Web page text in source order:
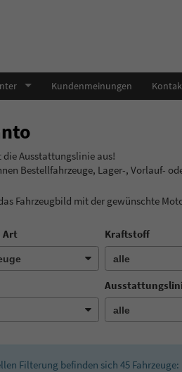
Kundenmeinungen
Sie jetzt die
Bestellfahrzeuge, Lager-, Vorlauf-
Fahrzeugbild mit der gewünschte
Art Kraftstoff
Filterung befinden sich 45Fahrzeuge: